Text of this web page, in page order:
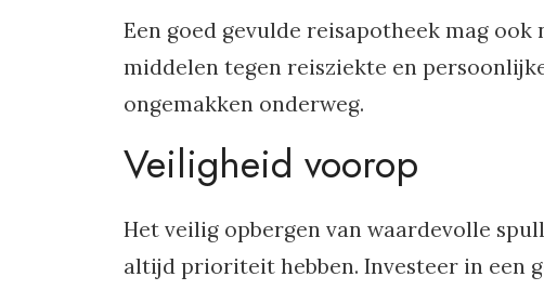
Een goed gevulde reisapotheek mag
middelen tegen reisziekte en
ongemakken onderweg.
Veiligheid voorop
Het veilig opbergen van waardevolle
altijd prioriteit hebben. Investeer in een